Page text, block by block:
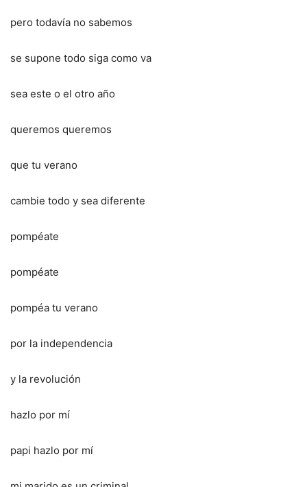
pero todavía no sabemos
se supone todo siga como va
sea este o el otro año
queremos queremos
que tu verano
cambie todo y sea diferente
pompéate
pompéate
pompéa tu verano
por la independencia
y la revolución
hazlo por mí
papi hazlo por mí